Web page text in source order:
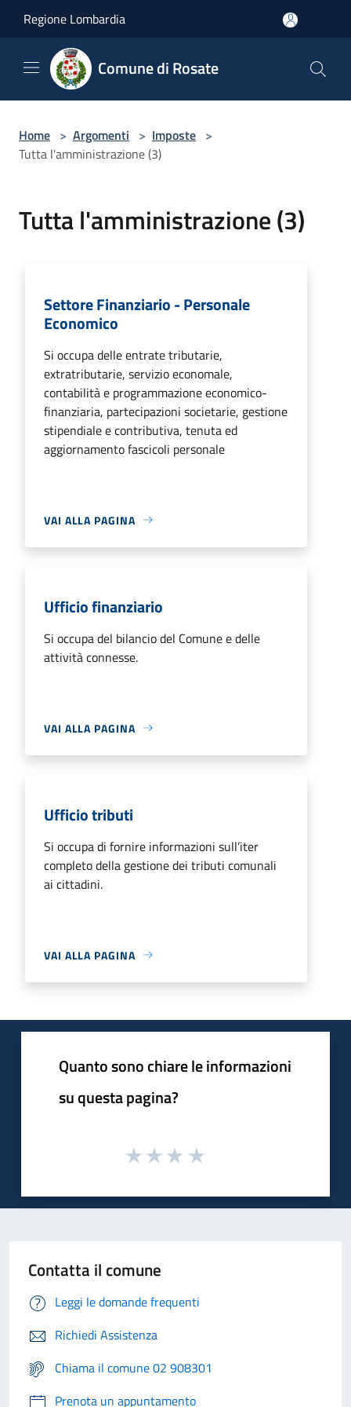
Regione Lombardia
Comune di Rosate
Home > Argomenti > Imposte >
Tutta l'amministrazione (3)
Tutta l'amministrazione (3)
Settore Finanziario - Personale
Economico
Si occupa delle entrate tributarie,
extratributarie, servizio economale,
contabilità e programmazione economico-
finanziaria, partecipazioni societarie, gestione
stipendiale e contributiva, tenuta ed
aggiornamento fascicoli personale
VAI ALLA PAGINA
Ufficio finanziario
Si occupa del bilancio del Comune e delle
attività connesse.
VAI ALLA PAGINA
Ufficio tributi
Si occupa di fornire informazioni sull’iter
completo della gestione dei tributi comunali
ai cittadini.
VAI ALLA PAGINA
Quanto sono chiare le informazioni
su questa pagina?
Contatta il comune
Leggi le domande frequenti
Richiedi Assistenza
Chiama il comune 02 908301
Prenota un appuntamento